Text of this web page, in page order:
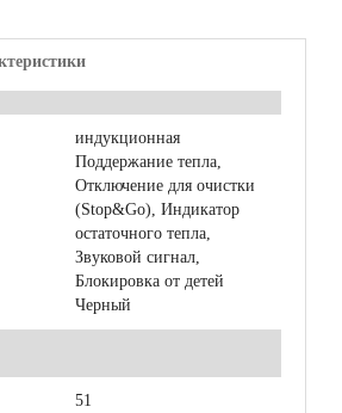
индукционная
Поддержание тепла,
Отключение для очистки
(Stop&Go), Индикатор
остаточного тепла,
Звуковой сигнал,
Блокировка от детей
Черный
51